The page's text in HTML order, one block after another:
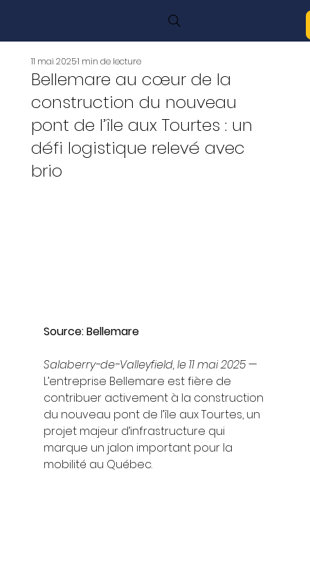
Bellemare au cœur de la
construction du nouveau
pont de l’île aux Tourtes : un
défi logistique relevé avec
brio
11 mai 20251 min de lecture
Source: Bellemare
Salaberry-de-Valleyfield, le 11 mai 2025 —
L’entreprise Bellemare est fière de
contribuer activement à la construction
du nouveau pont de l’île aux Tourtes, un
projet majeur d’infrastructure qui
marque un jalon important pour la
mobilité au Québec.